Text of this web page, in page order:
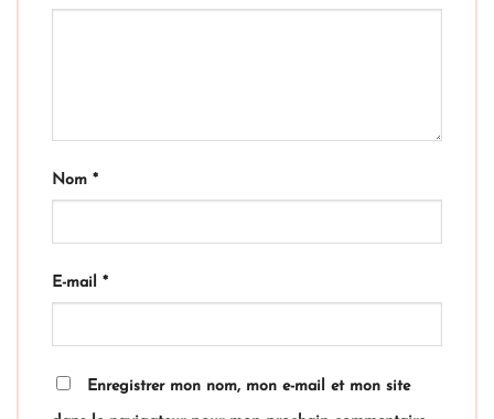
Nom *
E-mail *
Enregistrer mon nom, mon e-mail et mon site